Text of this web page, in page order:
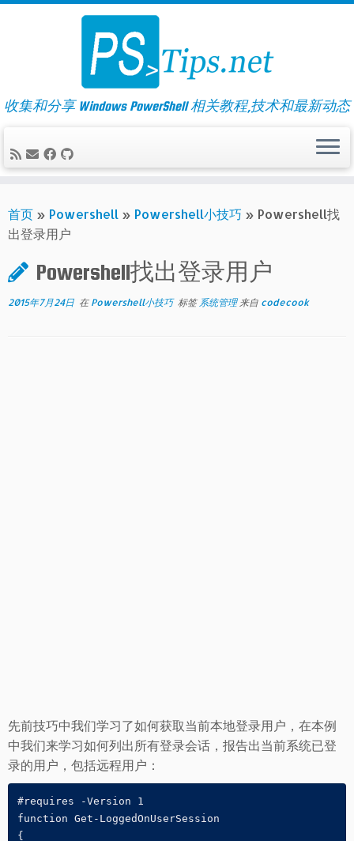
Skip
收集和分享 Windows PowerShell 相关教程,技术和最新动态
首页 » Powershell » Powershell小技巧 » Powershell找
出登录用户
Powershell找出登录用户
2015年7月24日 在 Powershell小技巧 标签系统管理 来自 codecook
先前技巧中我们学习了如何获取当前本地登录用户，在本例
中我们来学习如何列出所有登录会话，报告出当前系统已登
录的用户，包括远程用户：
#requires -Version 1
function Get-LoggedOnUserSession
{